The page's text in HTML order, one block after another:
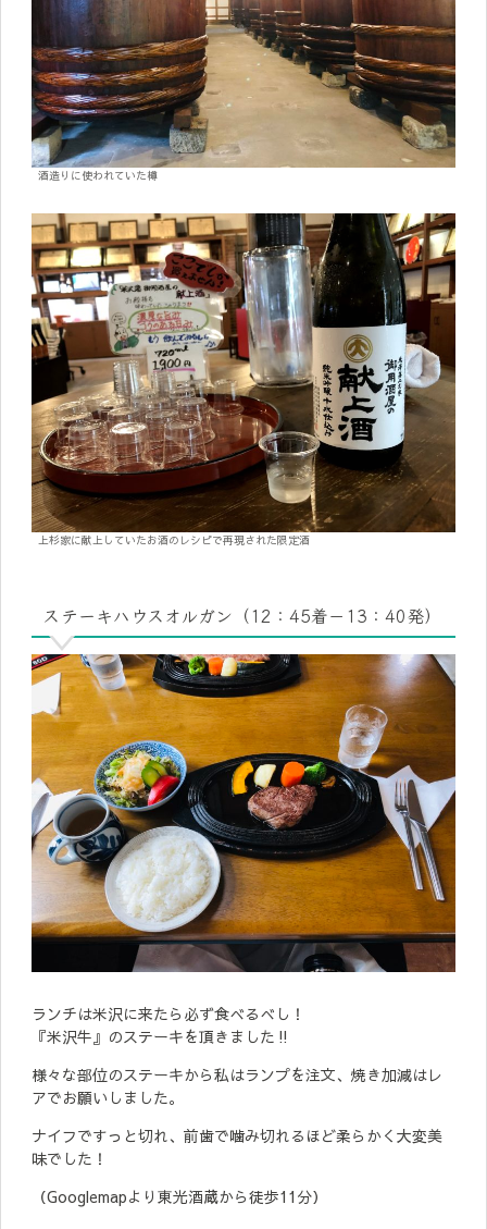
酒造りに使われていた樽
上杉家に献上していたお酒のレシピで再現された限定酒
ステーキハウスオルガン（12：45着－13：40発）
ランチは米沢に来たら必ず食べるべし！
『米沢牛』のステーキを頂きました‼
様々な部位のステーキから私はランプを注文、焼き加減はレ
アでお願いしました。
ナイフですっと切れ、前歯で噛み切れるほど柔らかく大変美
味でした！
（Googlemapより東光酒蔵から徒歩11分）